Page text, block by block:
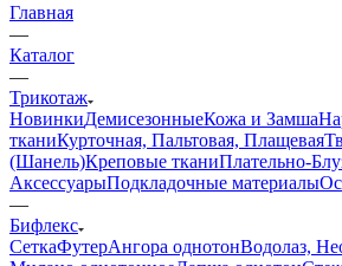
Главная
—
Каталог
—
Трикотаж
НовинкиДемисезонныеКожа и Замша
тканиКурточная, Пальтовая, Плащевая
(Шанель)Креповые тканиПлательно-
АксессуарыПодкладочные материалы
—
Бифлекс
СеткаФутерАнгора однотонВодолаз,